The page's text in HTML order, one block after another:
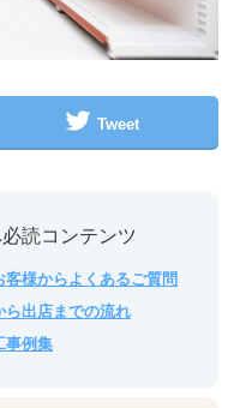
Tweet
読コンテンツ
様からよくあるご質問
ら出店までの流れ
事例集